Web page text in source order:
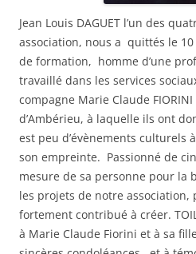
Jean Louis DAGUET l’un des
association, nous a quittés le
de formation, homme d’une
travaillé dans les services
compagne Marie Claude
d’Ambérieu, à laquelle ils ont
est peu d’évènements culturels
son empreinte. Passionné de
mesure de sa personne pour la
les projets de notre association,
fortement contribué à créer.
à Marie Claude Fiorini et à sa